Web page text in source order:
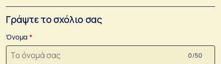
Γράψτε το σχόλιο σας
Όνομα
0 /50